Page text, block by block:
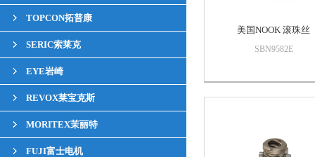
TOPCON拓普康
SERIC索莱克
EYE岩崎
REVOX莱宝克斯
MORITEX茉丽特
FUJI富士电机
美国NOOK 滚珠丝
SBN9582E